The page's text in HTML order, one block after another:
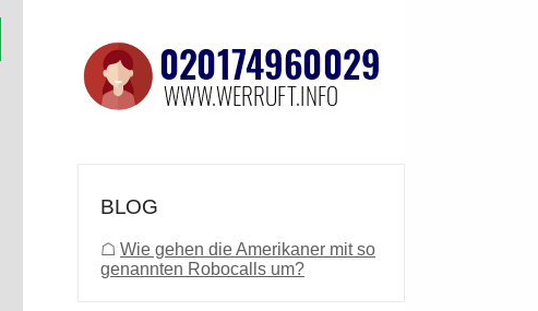
BLOG
☖ Wie gehen die Amerikaner mit so
genannten Robocalls um?